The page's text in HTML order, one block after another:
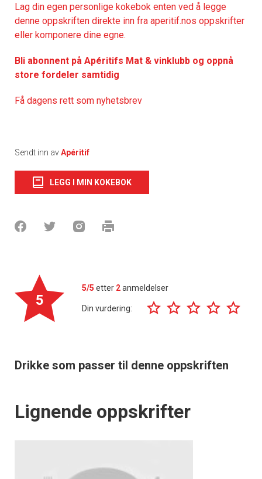
Lag din egen personlige kokebok enten ved å legge
denne oppskriften direkte inn fra aperitif.nos oppskrifter
eller komponere dine egne.
Bli abonnent på Apéritifs Mat & vinklubb og oppnå
store fordeler samtidig
Få dagens rett som nyhetsbrev
Sendt inn avApéritif
LEGG I MIN KOKEBOK
5
5/5 etter 2anmeldelser
Din vurdering:
Drikke som passer til denne oppskriften
Lignende oppskrifter